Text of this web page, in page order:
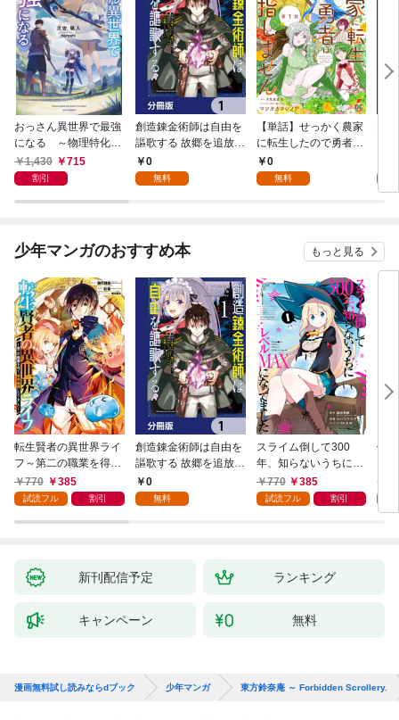
おっさん異世界で最強
になる ～物理特化の
覚醒者～
1,430 715
割引
創造錬金術師は自由を
謳歌する 故郷を追放さ
れたら、魔王のお膝元
で超絶効果のマジック
0
無料
【単話】せっかく農家
に転生したので勇者は
目指しません【第1
話】
0
無料
少年マンガのおすすめ本 もっと見る
転生賢者の異世界ライ
フ～第二の職業を得
て、世界最強になりま
した～ 1巻
770 385
試読フル 割引
創造錬金術師は自由を
謳歌する 故郷を追放さ
れたら、魔王のお膝元
で超絶効果のマジック
0
無料
スライム倒して300
年、知らないうちにレ
ベルMAXになってまし
た 1巻
770 385
試読フル 割引
信
新刊配信予定 ランキング
キャンペーン 無料
漫画無料試し読みならdブック 少年マンガ 東方鈴奈庵 ～ Forbidden Scrollery.